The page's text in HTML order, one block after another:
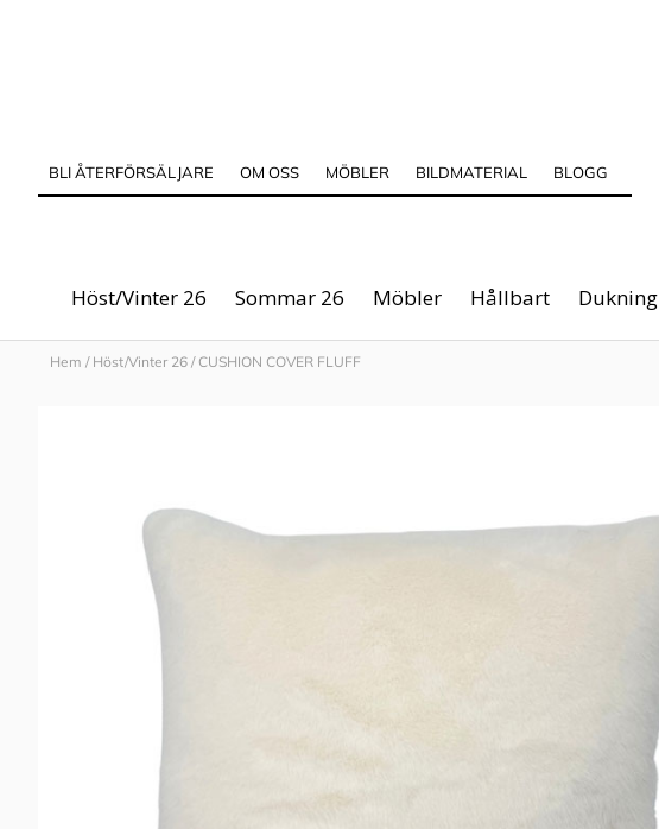
BLI ÅTERFÖRSÄLJARE OM OSS MÖBLER BILDMATERIAL BLOGG
Höst/Vinter 26 Sommar 26 Möbler Hållbart Dukning
Hem / Höst/Vinter 26 / CUSHION COVER FLUFF